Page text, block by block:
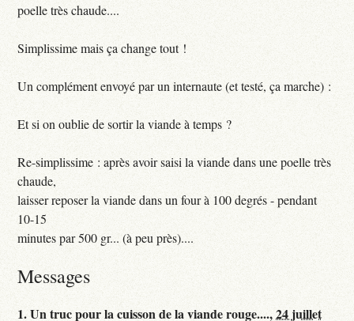
poelle très chaude....
Simplissime mais ça change tout !
Un complément envoyé par un internaute (et testé, ça marche) :
Et si on oublie de sortir la viande à temps ?
Re-simplissime : après avoir saisi la viande dans une poelle très
chaude,
laisser reposer la viande dans un four à 100 degrés - pendant
10-15
minutes par 500 gr... (à peu près)....
Messages
1.Un truc pour la cuisson de la viande rouge....,24 juillet